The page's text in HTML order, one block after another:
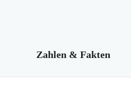
Zahlen & Fakten